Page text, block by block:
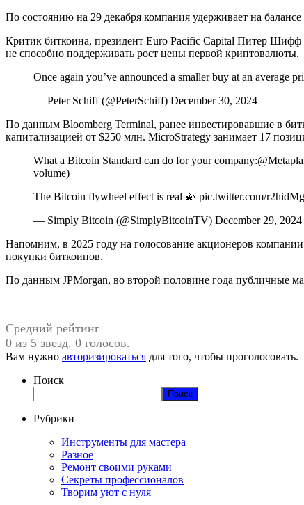
По состоянию на 29 декабря компания удерживает на
Критик биткоина, президент Euro Pacific Capital Питер Шифф
не способно поддерживать рост цены первой криптовалюты.
Once again you’ve announced a smaller buy at an average
— Peter Schiff (@PeterSchiff) December 30, 2024
По данным Bloomberg Terminal, ранее инвестировавшие в
капитализацией от $250 млн. MicroStrategy занимает 17
What a Bitcoin Standard can do for your
volume)
The Bitcoin flywheel effect is real 💫 pic.twitter.com/
— Simply Bitcoin (@SimplyBitcoinTV) December 29, 2024
Напомним, в 2025 году на голосование акционеров
покупки биткоинов.
По данным JPMorgan, во второй половине года публичные
Средний рейтинг
0 из 5 звезд. 0 голосов.
Вам нужно авторизироваться для того, чтобы проголосовать.
Поиск
Поиск
Рубрики
Инструменты для мастера
Разное
Ремонт своими руками
Секреты профессионалов
Творим уют с нуля